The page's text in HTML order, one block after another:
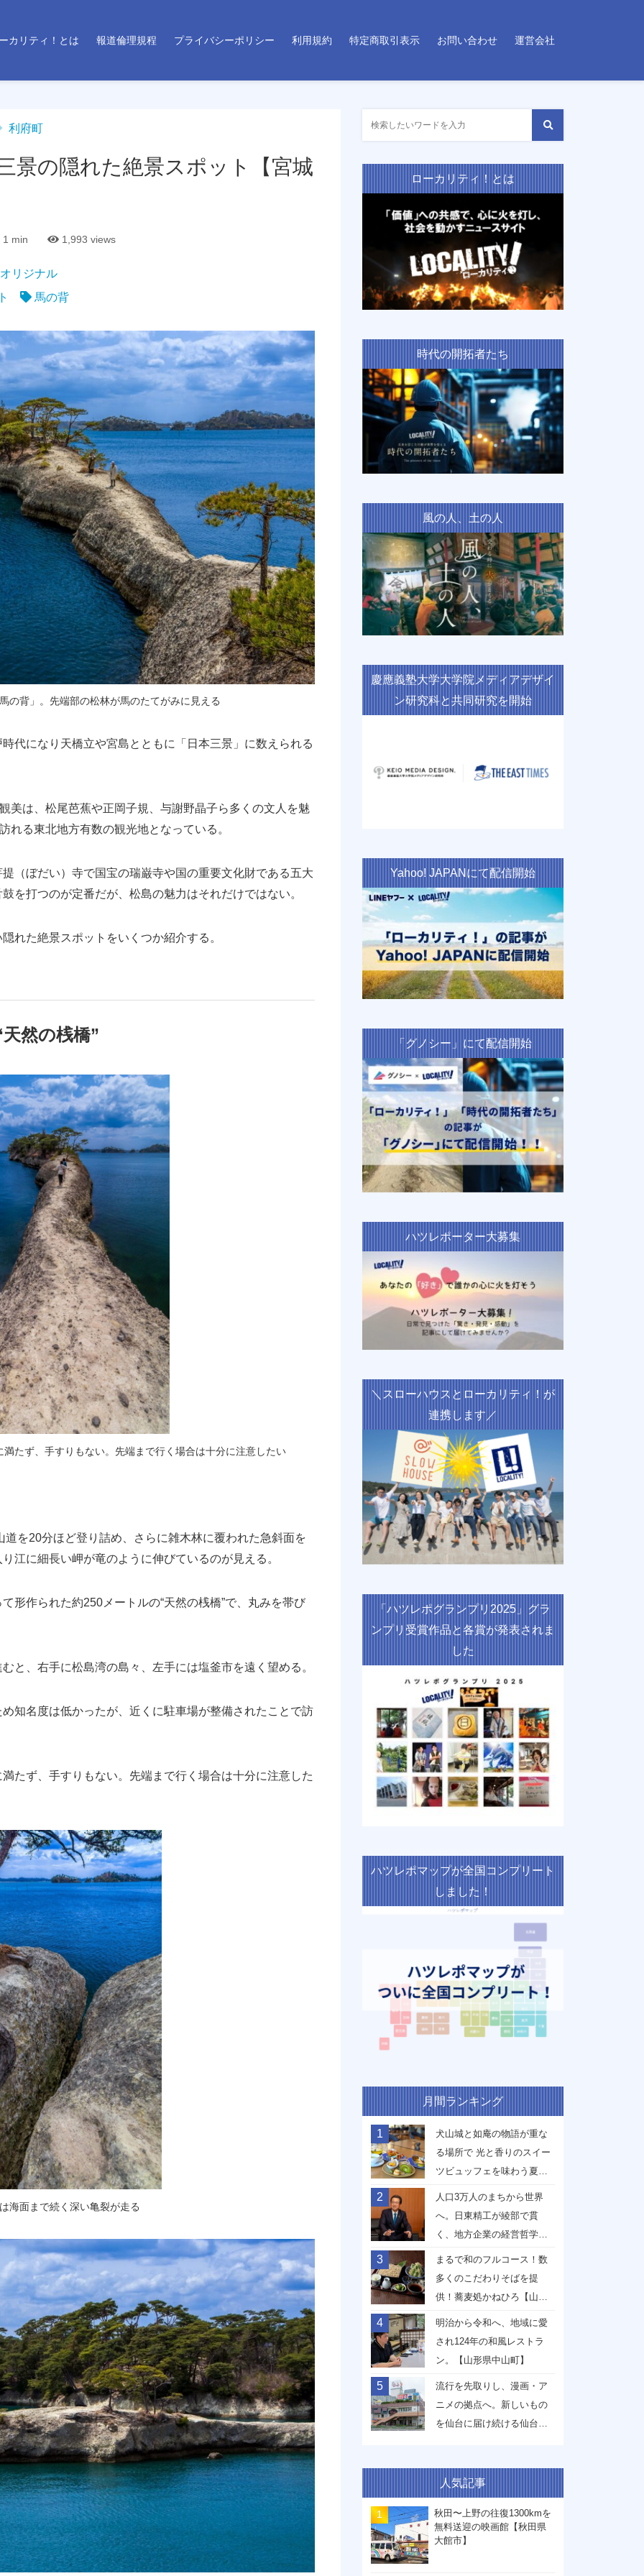
カリティ！とは 報道倫理規程 プライバシーポリシー 利用規約 特定商取引表示 お問い合わせ 運営会社
利府町
の隠れた絶景スポット【宮城
1 min 1,993 views
リジナル
馬の背
の背」。先端部の松林が馬のたてがみに見える
代になり天橋立や宮島とともに「日本三景」に数えられる
美は、松尾芭蕉や正岡子規、与謝野晶子ら多くの文人を魅
れる東北地方有数の観光地となっている。
（ぼだい）寺で国宝の瑞巌寺や国の重要文化財である五大
を打つのが定番だが、松島の魅力はそれだけではない。
れた絶景スポットをいくつか紹介する。
然の桟橋”
たず、手すりもない。先端まで行く場合は十分に注意したい
を20分ほど登り詰め、さらに雑木林に覆われた急斜面を
江に細長い岬が竜のように伸びているのが見える。
形作られた約250メートルの“天然の桟橋”で、丸みを帯び
と、右手に松島湾の島々、左手には塩釜市を遠く望める。
知名度は低かったが、近くに駐車場が整備されたことで訪
たず、手すりもない。先端まで行く場合は十分に注意した
海面まで続く深い亀裂が走る
ローカリティ！とは
時代の開拓者たち
風の人、土の人
慶應義塾大学大学院メディアデザイ
ン研究科と共同研究を開始
Yahoo! JAPANにて配信開始
「グノシー」にて配信開始
ハツレポーター大募集
＼スローハウスとローカリティ！が
連携します／
「ハツレポグランプリ2025」グラ
ンプリ受賞作品と各賞が発表されま
した
ハツレポマップが全国コンプリート
しました！
月間ランキング
1
犬山城と如庵の物語が重な
る場所で 光と香りのスイー
ツビュッフェを味わう夏
2
人口3万人のまちから世界
へ。日東精工が綾部で貫
く、地方企業の経営哲学
【京都府綾部市】
3
まるで和のフルコース！数
多くのこだわりそばを提
供！蕎麦処かねひろ【山形
県山形市】
4
明治から令和へ、地域に愛
され124年の和風レストラ
ン。【山形県中山町】
5
流行を先取りし、漫画・ア
ニメの拠点へ。新しいもの
を仙台に届け続ける仙台駅
人気記事
秋田〜上野の往復1300kmを
無料送迎の映画館【秋田県
大館市】